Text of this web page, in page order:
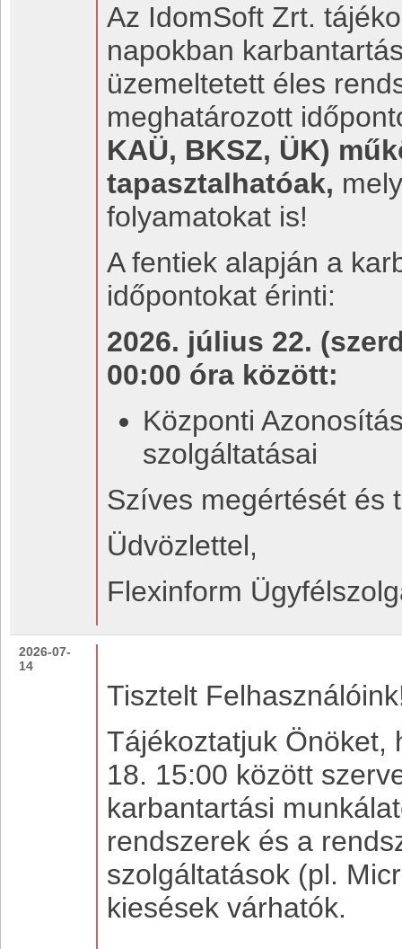
Az IdomSoft Zrt.
napokban
üzemeltetett éles
meghatározott
KAÜ, BKSZ, ÜK)
tapasztalhatóak,
folyamatokat is!
A fentiek alapján a
időpontokat érinti:
2026. július 22.
00:00 óra között:
Központi
szolgáltatásai
Szíves megértését és
Üdvözlettel,
Flexinform
2026-07-
14
Tisztelt
Tájékoztatjuk Önöket,
18. 15:00 között
karbantartási
rendszerek és a
szolgáltatások (pl.
kiesések várhatók.